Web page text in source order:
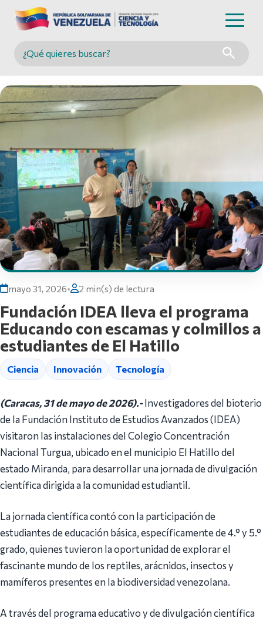
Buscar en MINCYT
mayo 31, 2026• 2 min(s) de lectura
Fundación IDEA lleva el programa
Educando con escamas y colmillos a
estudiantes de El Hatillo
Ciencia Innovación Tecnología
(Caracas, 31 de mayo de 2026).-Investigadores del bioterio
de la Fundación Instituto de Estudios Avanzados (IDEA)
visitaron las instalaciones del Colegio Concentración
Nacional Turgua, ubicado en el municipio El Hatillo del
estado Miranda, para desarrollar una jornada de divulgación
científica dirigida a la comunidad estudiantil.
La jornada científica contó con la participación de
estudiantes de educación básica, específicamente de 4.° y 5.°
grado, quienes tuvieron la oportunidad de explorar el
fascinante mundo de los reptiles, arácnidos, insectos y
mamíferos presentes en la biodiversidad venezolana.
A través del programa educativo y de divulgación científica